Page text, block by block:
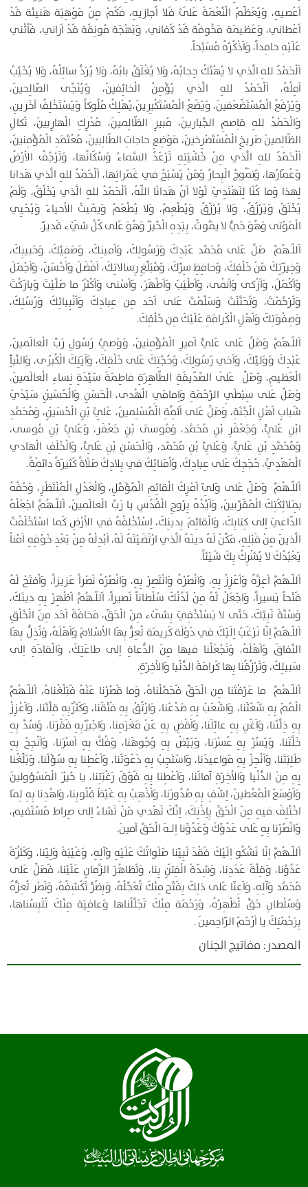
اَعْصيهِ، وَيُعَظِّمُ الْنِّعْمَةَ عَلَىَّ فَلا اُجازيهِ، فَكَمْ مِنْ مَوْهِبَة هَنيئَة قَدْ
اَعْطاني، وَعَظيمَة مَخُوفَة قَدْ كَفاني، وَبَهْجَة مُونِقَة قَدْ اَراني، فَاُثْني
عَلَيْهِ حامِداً، وَاَذْكُرُهُ مُسَبِّحاً.
اَلْحَمْدُ للهِ الَّذي لا يُهْتَكُ حِجابُهُ، وَلا يُغْلَقُ بابُهُ، وَلا يُرَدُّ سائِلُهُ، وَلا يُخَيَّبُ
آمِلُهُ، اَلْحَمْدُ للهِ الَّذي يُؤْمِنُ الْخائِفينَ، وَيُنَجِّى الصّالِحينَ،
وَيَرْفَعُ الْمُسْتَضْعَفينَ، وَيَضَعُ الْمُسْتَكْبِرينَ،يُهْلِكُ مُلُوكاً وَيَسْتَخْلِفُ آخَرينِ،
وَالْحَمْدُ للهِ قاِصمِ الجَّبارينَ، مُبيرِ الظّالِمينَ، مُدْرِكِ الْهارِبينَ، نَكالِ
الظّالِمينَ صَريخِ الْمُسْتَصْرِخينَ، مَوْضِعِ حاجاتِ الطّالِبينَ، مُعْتَمَدِ الْمُؤْمِنينَ،
اَلْحَمْدُ للهِ الَّذي مِنْ خَشْيَتِهِ تَرْعَدُ السَّماءُ وَسُكّانُها، وَتَرْجُفُ الاْرْضُ
وَعُمّارُها، وَتَمُوجُ الْبِحارُ وَمَنْ يَسْبَحُ في غَمَراتِها، اَلْحَمْدُ للهِ الَّذي هَدانا
لِهذا وَما كُنّا لِنَهْتَدِيَ لَوْلا اَنْ هَدانَا اللّهُ، اَلْحَمْدُ للهِ الَّذي يَخْلُقُ، وَلَمْ
يُخْلَقْ وَيَرْزُقُ، وَلا يُرْزَقُ وَيُطْعِمُ، وَلا يُطْعَمُ وَيُميتُ الاْحياءَ وَيُحْيِي
الْمَوْتى وَهُوَ حَيٌّ لا يَمُوتُ، بِيَدِهِ الْخَيْرُ وَهُوَ عَلى كُلِّ شَيْء قَديرٌ.
اَللّـهُمَّ صَلِّ عَلى مُحَمَّد عَبْدِكَ وَرَسُولِكَ، وَاَمينِكَ، وَصَفِيِّكَ، وَحَبيبِكَ،
وَخِيَرَتِكَ مَنْ خَلْقِكَ، وَحافِظِ سِرِّكَ، وَمُبَلِّغِ رِسالاتِكَ، اَفْضَلَ وَاَحْسَنَ، وَاَجْمَلَ
وَاَكْمَلَ، وَاَزْكى وَاَنْمى، وَاَطْيَبَ وَاَطْهَرَ، وَاَسْنى وَاَكْثَرَ ما صَلَّيْتَ وَبارَكْتَ
وَتَرَحَّمْتَ، وَتَحَنَّنْتَ وَسَلَّمْتَ عَلى اَحَد مِن عِبادِكَ وَاَنْبِيائِكَ وَرُسُلِكَ،
وَصِفْوَتِكَ وَاَهْلِ الْكَرامَةِ عَلَيْكَ مِن خَلْقِكَ.
اَللّـهُمَّ وَصَلِّ عَلى عَليٍّ اَميرِ الْمُؤْمِنينَ، وَوَصِيِّ رَسُولِ رَبِّ الْعالَمينَ،
عَبْدِكَ وَوَليِّكَ، وَاَخي رَسُولِكَ، وَحُجَّتِكَ عَلى خَلْقِكَ، وَآيَتِكَ الْكُبْرى، وَالنَّبأِ
الْعَظيمِ، وَصَلِّ عَلَى الصِّدّيقَةِ الطّاهِرَةِ فاطِمَةَ سَيِّدَةِ نِساءِ الْعالَمينَ،
وَصَلِّ عَلى سِبْطَيِ الرَّحْمَةِ وَاِمامَيِ الْهُدى، الْحَسَنِ وَالْحُسَيْنِ سَيِّدَيْ
شَبابِ اَهْلِ الْجَّنَةِ، وَصَلِّ عَلى اَئِمَّةِ الْمُسْلِمينَ، عَلِيِّ بْنِ الْحُسَيْنِ، وَمُحَمَّدِ
ابْنِ عَلِيٍّ، وَجَعْفَرِ بْنِ مُحَمَّد، وَمُوسَى بْنِ جَعْفَر، وَعَلِيِّ بْنِ مُوسى،
وَمُحَمَّدِ بْنِ عَلِيٍّ، وَعَلِيِّ بْنِ مُحَمَّد، وَالْحَسَنِ بْنِ عَلِىٍّ، وَالْخَلَفِ الْهادي
الْمَهْدِيِّ، حُجَجِكَ عَلى عِبادِكَ، وَاُمَنائِكَ في بِلادِكَ صَلَاةً كَثيرَةً دائِمَةً.
اَللّـهُمَّ وَصَلِّ عَلى وَلِىِّ اَمْرِكَ الْقائِمِ الْمُؤَمَّلِ، وَالْعَدْلِ الْمُنْتَظَرِ، وَحُفَّهُ
بِمَلائِكَتِكَ الْمُقَرَّبينَ، وَاَيِّدْهُ بِرُوحِ الْقُدُسِ يا رَبَّ الْعالَمينَ، اَللّـهُمَّ اجْعَلْهُ
الدّاعِيَ اِلى كِتابِكَ، وَالْقائِمَ بِدينِكَ، اِسْتَخْلِفْهُ في الاْرْضِ كَما اسْتَخْلَفْتَ
الَّذينَ مِنْ قَبْلِهِ، مَكِّنْ لَهُ دينَهُ الَّذي ارْتَضَيْتَهُ لَهُ، اَبْدِلْهُ مِنْ بَعْدِ خَوْفِهِ اَمْناً
يَعْبُدُكَ لا يُشْرِكُ بِكَ شَيْئاً.
اَللّـهُمَّ اَعِزَّهُ وَاَعْزِزْ بِهِ، وَانْصُرْهُ وَانْتَصِرْ بِهِ، وَانْصُرْهُ نَصْراً عَزيزاً، وَاْفتَحْ لَهُ
فَتْحاً يَسيراً، وَاجْعَلْ لَهُ مِنْ لَدُنْكَ سُلْطاناً نَصيراً، اَللّـهُمَّ اَظْهِرْ بِهِ دينَكَ،
وَسُنَّةَ نَبِيِّكَ، حَتّى لا يَسْتَخْفِيَ بِشَىْء مِنَ الْحَقِّ، مَخافَةَ اَحَد مِنَ الْخَلْقِ
اَللّـهُمَّ اِنّا نَرْغَبُ اِلَيْكَ في دَوْلَة كَريمَة تُعِزُّ بِهَا الاْسْلامَ وَاَهْلَهُ، وَتُذِلُّ بِهَا
النِّفاقَ وَاَهْلَهُ، وَتَجْعَلُنا فيها مِنَ الدُّعاةِ اِلى طاعَتِكَ، وَالْقادَةِ اِلى
سَبيلِكَ، وَتَرْزُقُنا بِها كَرامَةَ الدُّنْيا وَالاْخِرَةِ.
اَللّـهُمَّ ما عَرَّفْتَنا مِن الْحَقِّ فَحَمِّلْناهُ، وَما قَصُرْنا عَنْهُ فَبَلِّغْناهُ، اَللّـهُمَّ
الْمُمْ بِهِ شَعَثَنا، وَاشْعَبْ بِهِ صَدْعَنا، وَارْتُقْ بِهِ فَتْقَنا، وَكَثِّرْبِهِ قِلَّتَنا، وَاَعْزِزْ
بِهِ ذِلَّتَنا، وَاَغْنِ بِهِ عائِلَنا، وَاَقْضِ بِهِ عَنْ مَغْرَمِنا، وَاجْبُرْبِهِ فَقْرَنا، وَسُدَّ بِهِ
خَلَّتَنا، وَيَسِّرْ بِهِ عُسْرَنا، وَبَيِّضْ بِهِ وُجُوهَنا، وَفُكَّ بِهِ اَسْرَنا، وَاَنْجِحْ بِهِ
طَلِبَتَنا، وَاَنْجِزْ بِهِ مَواعيدَنا، وَاسْتَجِبْ بِهِ دَعْوَتَنا، وَاَعْطِنا بِهِ سُؤْلَنا، وَبَلِّغْنا
بِهِ مِنَ الدُّنْيا وَالاْخِرَةِ آمالَنا، وَاَعْطِنا بِهِ فَوْقَ رَغْبَتِنا، يا خَيْرَ الْمَسْؤولينَ
وَاَوْسَعَ الْمُعْطينَ، اِشْفِ بِهِ صُدُورَنا، وَاَذْهِبْ بِهِ غَيْظَ قُلُوبِنا، وَاهْدِنا بِهِ لِمَا
اخْتُلِفَ فيهِ مِنَ الْحَقِّ بِاِذْنِكَ، اِنَّكَ تَهْدي مَنْ تَشاءُ اِلى صِراط مُسْتَقيم،
وَانْصُرْنا بِهِ عَلى عَدُوِّكَ وَعَدُوِّنا اِلـهَ الْحَقِّ آمينَ.
اَللّـهُمَّ اِنّا نَشْكُو اِلَيْكَ فَقْدَ نَبِيِّنا صَلَواتُكَ عَلَيْهِ وَآلِهِ، وَغَيْبَةَ وَلِيِّنا، وَكَثْرَةَ
عَدُوِّنا، وَقِلَّةَ عَدَدِنا، وَشِدّةَ الْفِتَنِ بِنا، وَتَظاهُرَ الزَّمانِ عَلَيْنا، فَصَلِّ عَلى
مُحَمَّد وَآلِهِ، وَاَعِنّا عَلى ذلِكَ بِفَتْح مِنْكَ تُعَجِّلُهُ، وَبِضُرٍّ تَكْشِفُهُ، وَنَصْر تُعِزُّهُ
وَسُلْطانِ حَقٍّ تُظْهِرُهُ، وَرَحْمَة مِنْكَ تَجَلِّلُناها وَعافِيَة مِنْكَ تُلْبِسُناها،
بِرَحْمَتِكَ يا اَرْحَمَ الرّاحِمينَ .
المصدر: مفاتيج الجنان